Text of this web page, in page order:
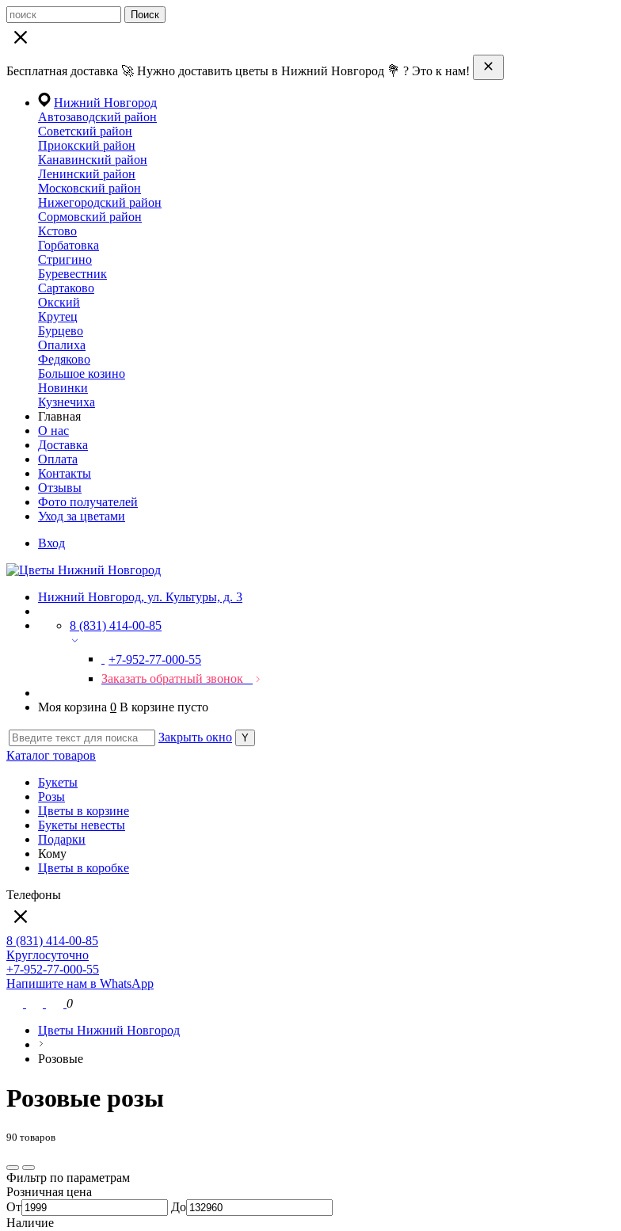
Поиск
Бесплатная доставка 🚀 Нужно доставить цветы в Нижний Новгород 💐 ? Это к нам!
Нижний Новгород
Автозаводский район
Советский район
Приокский район
Канавинский район
Ленинский район
Московский район
Нижегородский район
Сормовский район
Кстово
Горбатовка
Стригино
Буревестник
Сартаково
Окский
Крутец
Бурцево
Опалиха
Федяково
Большое козино
Новинки
Кузнечиха
Главная
О нас
Доставка
Оплата
Контакты
Отзывы
Фото получателей
Уход за цветами
Вход
Нижний Новгород, ул. Культуры, д. 3
8 (831) 414-00-85
+7-952-77-000-55
Заказать обратный звонок
Моя корзина 0 В корзине пусто
Закрыть окно
Каталог товаров
Букеты
Розы
Цветы в корзине
Букеты невесты
Подарки
Кому
Цветы в коробке
Телефоны
8 (831) 414-00-85
Круглосуточно
+7-952-77-000-55
Напишите нам в WhatsApp
0
Цветы Нижний Новгород
Розовые
Розовые розы
90 товаров
Фильтр по параметрам
Розничная цена
От
До
Наличие